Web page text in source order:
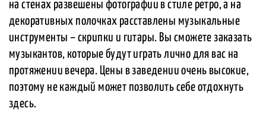
на стенах развешены фотографии в стиле ретро, а на
декоративных полочках расставлены музыкальные
инструменты – скрипки и гитары. Вы сможете заказать
музыкантов, которые будут играть лично для вас на
протяжении вечера. Цены в заведении очень высокие,
поэтому не каждый может позволить себе отдохнуть
здесь.